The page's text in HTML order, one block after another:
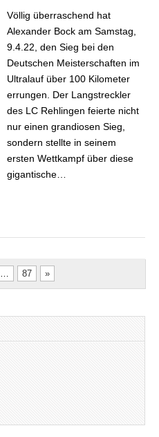
Deutscher Meister
Völlig überraschend hat
Alexander Bock am Samstag,
9.4.22, den Sieg bei den
Deutschen Meisterschaften im
Ultralauf über 100 Kilometer
errungen. Der Langstreckler
des LC Rehlingen feierte nicht
nur einen grandiosen Sieg,
sondern stellte in seinem
ersten Wettkampf über diese
gigantische…
… 87 »